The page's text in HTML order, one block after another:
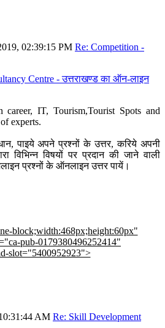
02:39:15 PM Re: Competition -
Centre - उत्तराखण्ड का ऑन-लाइन
career, IT, Tourism,Tourist Spots and
experts.
पाइये अपने प्रश्नों के उत्तर, करिये अपनी
विभिन्न विषयों पर प्रदान की जाने वाली
प्रश्नों के ऑनलाइन उत्तर पायें।
block;width:468px;height:60px"
pub-0179380496252414"
slot="5400952923">
AM Re: Skill Development